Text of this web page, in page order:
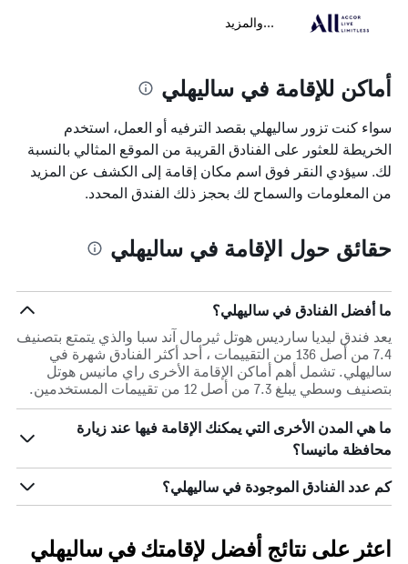
...والمزيد
أماكن للإقامة في ساليهلي
سواء كنت تزور ساليهلي بقصد الترفيه أو العمل، استخدم
الخريطة للعثور على الفنادق القريبة من الموقع المثالي بالنسبة
لك. سيؤدي النقر فوق اسم مكان إقامة إلى الكشف عن المزيد
من المعلومات والسماح لك بحجز ذلك الفندق المحدد.
حقائق حول الإقامة في ساليهلي
ما أفضل الفنادق في ساليهلي؟
يعد فندق ليديا سارديس هوتل ثيرمال آند سبا والذي يتمتع بتصنيف
7.4 من أصل 136 من التقييمات ، أحد أكثر الفنادق شهرة في
ساليهلي. تشمل أهم أماكن الإقامة الأخرى راي مانيس هوتل
بتصنيف وسطي يبلغ 7.3 من أصل 12 من تقييمات المستخدمين.
ما هي المدن الأخرى التي يمكنك الإقامة فيها عند زيارة
محافظة مانيسا؟
كم عدد الفنادق الموجودة في ساليهلي؟
اعثر على نتائج أفضل لإقامتك في ساليهلي